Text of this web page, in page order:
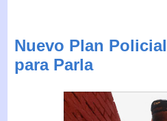
Nuevo Plan
para Parla